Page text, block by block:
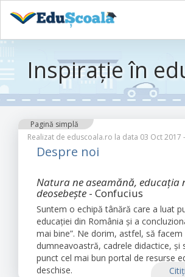
Sari
conținutul
principalInspirație în
Pagină simplă
Realizat de eduscoala.ro la data 03 Oct 2017
Despre noi
Natura ne aseamănă, educația
deosebește - Confucius
Suntem o echipă tânără care a luat
educației din România și a
mai bine”. Ne dorim, astfel, să facem
dumneavoastră, cadrele didactice, și
punct cel mai bun portal de resurse
deschise.